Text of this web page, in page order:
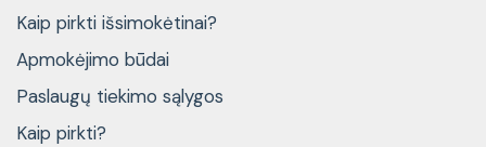
Kaip pirkti išsimokėtinai?
Apmokėjimo būdai
Paslaugų tiekimo sąlygos
Kaip pirkti?